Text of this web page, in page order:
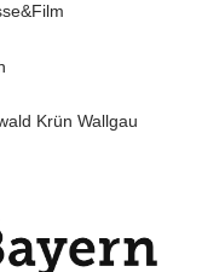
Krün Wallgau